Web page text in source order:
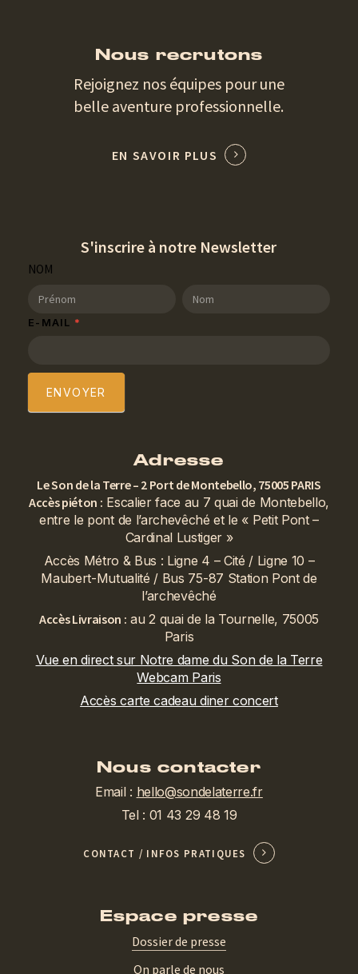
Nous recrutons
Rejoignez nos équipes pour une
belle aventure professionnelle.
EN SAVOIR PLUS
S'inscrire à notre Newsletter
SDT
Newsletter
NOM
NOM
E-MAIL *
ENVOYER
Adresse
Le Son de la Terre – 2 Port de Montebello, 75005 PARIS
Accès piéton : Escalier face au 7 quai de Montebello,
entre le pont de l’archevêché et le « Petit Pont –
Cardinal Lustiger »
Accès Métro & Bus : Ligne 4 – Cité / Ligne 10 –
Maubert-Mutualité / Bus 75-87 Station Pont de
l’archevêché
Accès Livraison : au 2 quai de la Tournelle, 75005
Paris
Vue en direct sur Notre dame du Son de la Terre
Webcam Paris
Accès carte cadeau diner concert
Nous contacter
Email : hello@sondelaterre.fr
Tel : 01 43 29 48 19
CONTACT / INFOS PRATIQUES
Espace presse
Dossier de presse
On parle de nous